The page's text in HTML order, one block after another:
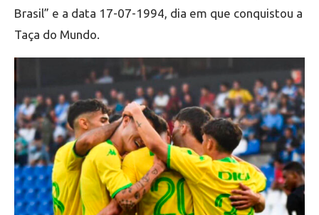
Brasil” e a data 17-07-1994, dia em que conquistou a
Taça do Mundo.